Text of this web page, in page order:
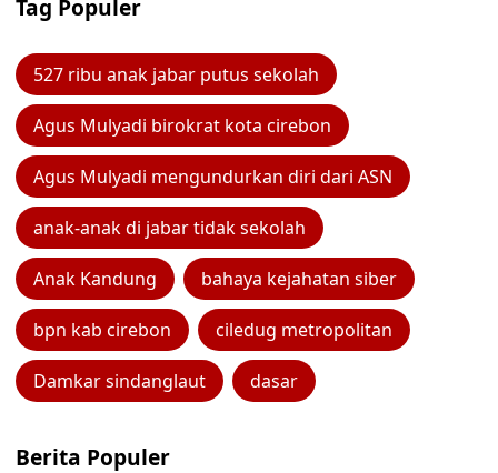
Tag Populer
527 ribu anak jabar putus sekolah
Agus Mulyadi birokrat kota cirebon
Agus Mulyadi mengundurkan diri dari ASN
anak-anak di jabar tidak sekolah
Anak Kandung bahaya kejahatan siber
bpn kab cirebon ciledug metropolitan
Damkar sindanglaut dasar
Berita Populer